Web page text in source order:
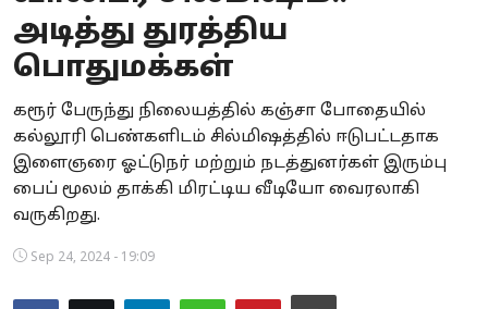
Business
Crime
Tamilnadu
National
World
அடித்து துரத்திய
பொதுமக்கள்
கரூர் பேருந்து நிலையத்தில் கஞ்சா போதையில்
கல்லூரி பெண்களிடம் சில்மிஷத்தில் ஈடுபட்டதாக
இளைஞரை ஓட்டுநர் மற்றும் நடத்துனர்கள் இரும்பு
பைப் மூலம் தாக்கி மிரட்டிய வீடியோ வைரலாகி
வருகிறது.
Sep 24, 2024 - 19:09